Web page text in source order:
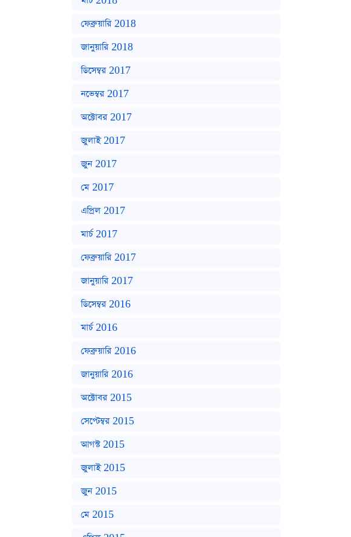
ফেব্রুয়ারি 2018
জানুয়ারি 2018
ডিসেম্বর 2017
নভেম্বর 2017
অক্টোবর 2017
জুলাই 2017
জুন 2017
মে 2017
এপ্রিল 2017
মার্চ 2017
ফেব্রুয়ারি 2017
জানুয়ারি 2017
ডিসেম্বর 2016
মার্চ 2016
ফেব্রুয়ারি 2016
জানুয়ারি 2016
অক্টোবর 2015
সেপ্টেম্বর 2015
আগস্ট 2015
জুলাই 2015
জুন 2015
মে 2015